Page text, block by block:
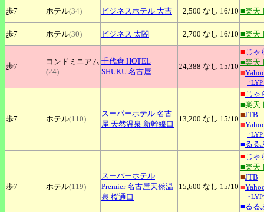
歩7
ホテル(34) ビジネスホテル 大吉 2,500 なし 16/10 ■楽天
歩7 ホテル(30) ビジネス 太閤 2,700 なし 16/10 ■楽天
歩7
コンドミニアム
(24)
千代倉 HOTEL
SHUKU 名古屋
24,388 なし 15/10
■ じゃ
■楽天
■
歩7 ホテル(110)
スーパーホテル 名古
屋 天然温泉 新幹線口
13,200 なし 15/10
■ じゃ
■楽天
■JTB
■
■るる
歩7 ホテル(119)
スーパーホテル
Premier 名古屋天然温
泉 桜通口
15,600 なし 15/10
■ じゃ
■楽天
■JTB
■
■るる